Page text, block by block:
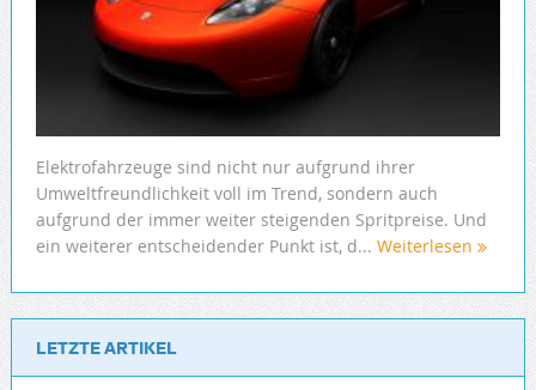
Elektrofahrzeuge sind nicht nur aufgrund ihrer
Umweltfreundlichkeit voll im Trend, sondern auch
aufgrund der immer weiter steigenden Spritpreise. Und
ein weiterer entscheidender Punkt ist, d... Weiterlesen
LETZTE ARTIKEL